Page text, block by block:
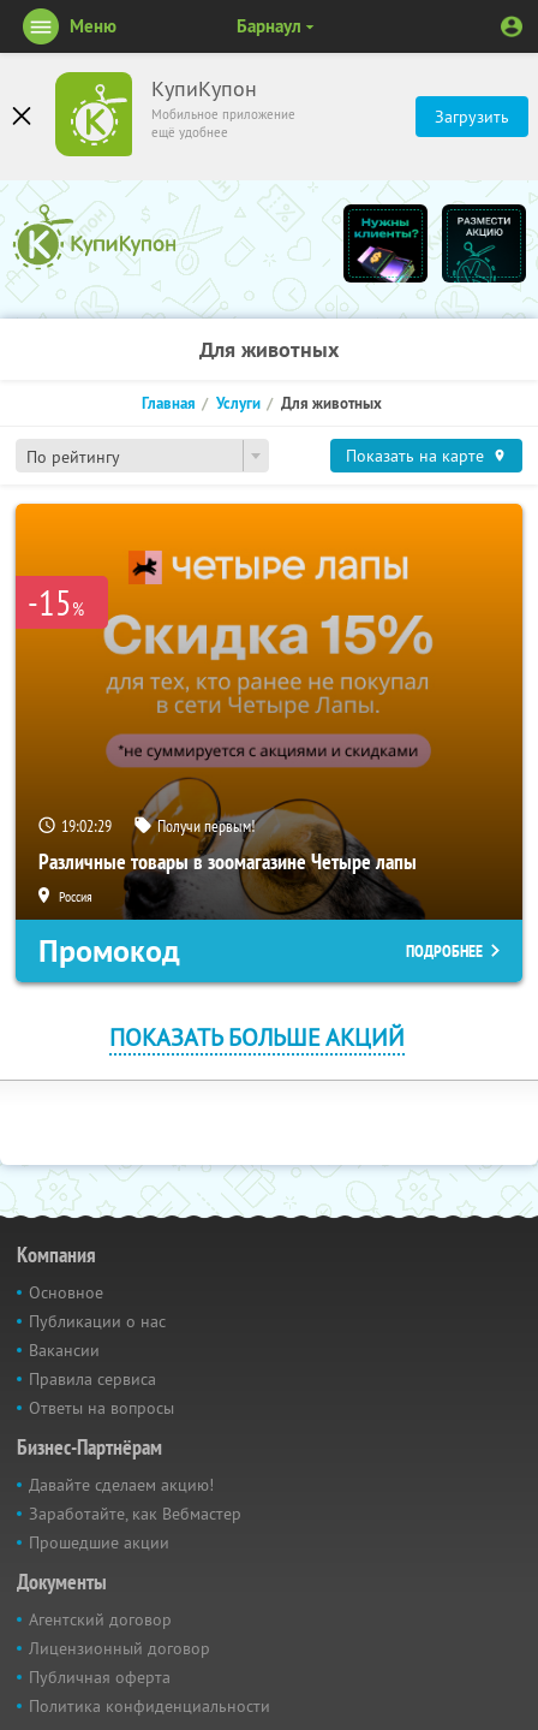
КупиКупон
Мобильное приложение
ещё удобнее
Загрузить
Меню Барнаул
Для животных
По рейтингу
Главная Услуги Для животных
Показать на карте
-15%
19:02:29 Получи первым!
Различные товары в зоомагазине Четыре лапы
Россия
Промокод ПОДРОБНЕЕ
ПОКАЗАТЬ БОЛЬШЕ АКЦИЙ
Компания
Основное
Публикации о нас
Вакансии
Правила сервиса
Ответы на вопросы
Бизнес-Партнёрам
Давайте сделаем акцию!
Заработайте, как Вебмастер
Прошедшие акции
Документы
Агентский договор
Лицензионный договор
Публичная оферта
Политика конфиденциальности